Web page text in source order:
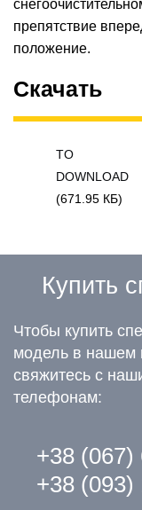
препятствие
положение.
Скачать
TO
DOWNLOAD
(671.95 КБ)
Купить
Чтобы купить
модель в нашем
свяжитесь с
телефонам:
+38 (067)
+38 (093)